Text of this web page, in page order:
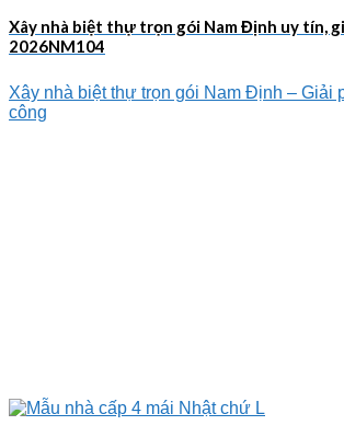
Xây nhà biệt thự trọn gói Nam Định uy tín,
2026NM104
Xây nhà biệt thự trọn gói Nam Định – Giải
công